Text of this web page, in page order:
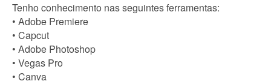
Tenho conhecimento nas seguintes ferramentas:
• Adobe Premiere
• Capcut
• Adobe Photoshop
• Vegas Pro
• Canva